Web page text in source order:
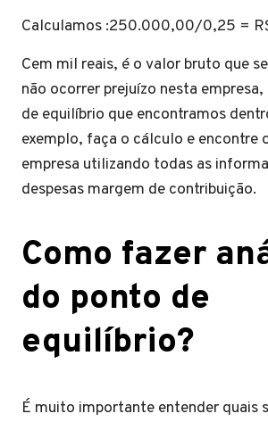
Calculamos :250.000,00/0,25 =
Cem mil reais, é o valor bruto que
não ocorrer prejuízo nesta
de equilíbrio que encontramos
exemplo, faça o cálculo e encontre
empresa utilizando todas as
despesas margem de contribuição.
Como fazer
do ponto de
equilíbrio?
É muito importante entender quais